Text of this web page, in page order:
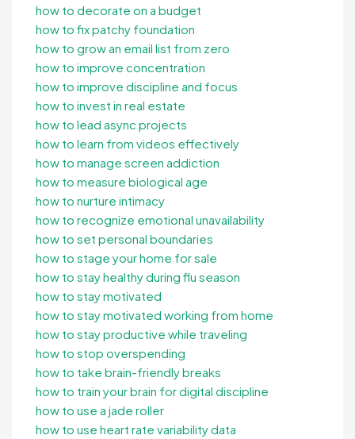
how to decorate on a budget
how to fix patchy foundation
how to grow an email list from zero
how to improve concentration
how to improve discipline and focus
how to invest in real estate
how to lead async projects
how to learn from videos effectively
how to manage screen addiction
how to measure biological age
how to nurture intimacy
how to recognize emotional unavailability
how to set personal boundaries
how to stage your home for sale
how to stay healthy during flu season
how to stay motivated
how to stay motivated working from home
how to stay productive while traveling
how to stop overspending
how to take brain-friendly breaks
how to train your brain for digital discipline
how to use a jade roller
how to use heart rate variability data